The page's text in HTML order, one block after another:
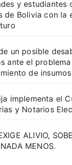
y estudiantes
de Bolivia con la
un posible
ante el
de
implementa el
y Notarios
ALIVIO,
MENOS.